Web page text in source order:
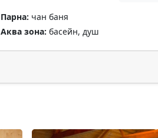
Парна: чан баня
Аква зона: басейн, душ